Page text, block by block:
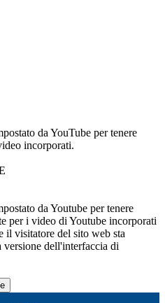
da YouTube per tenere
incorporati.
da Youtube per tenere
per i video di Youtube incorporati
il visitatore del sito web sta
dell'interfaccia di